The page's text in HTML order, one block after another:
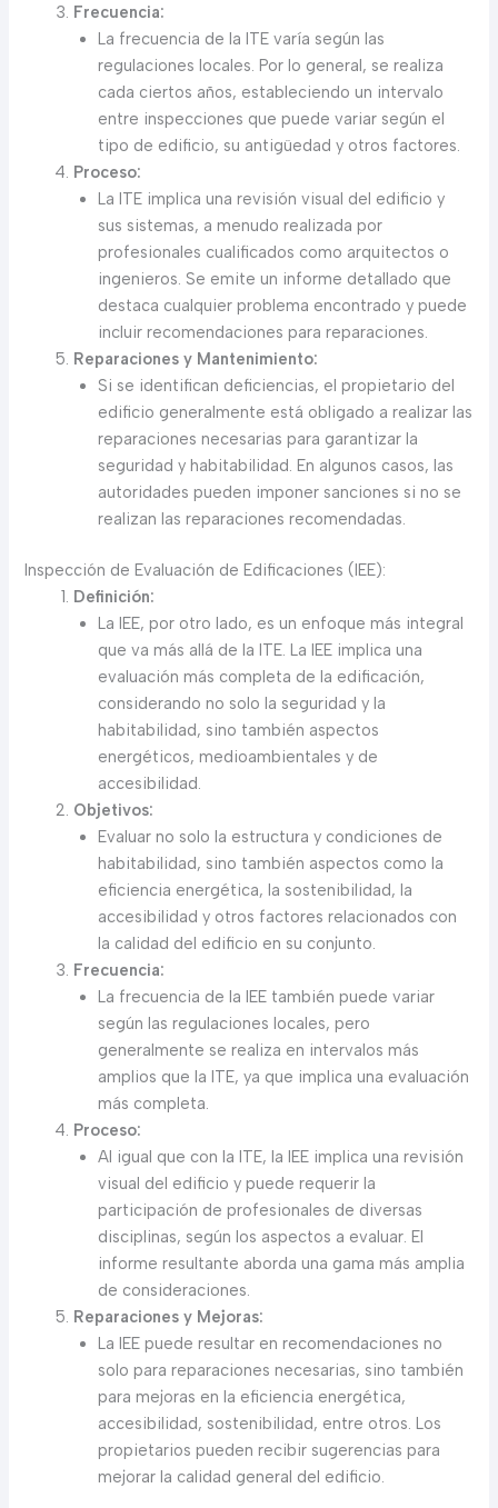
Frecuencia:
La frecuencia de la ITE varía según las
regulaciones locales. Por lo general, se realiza
cada ciertos años, estableciendo un intervalo
entre inspecciones que puede variar según el
tipo de edificio, su antigüedad y otros factores.
Proceso:
La ITE implica una revisión visual del edificio y
sus sistemas, a menudo realizada por
profesionales cualificados como arquitectos o
ingenieros. Se emite un informe detallado que
destaca cualquier problema encontrado y puede
incluir recomendaciones para reparaciones.
Reparaciones y Mantenimiento:
Si se identifican deficiencias, el propietario del
edificio generalmente está obligado a realizar las
reparaciones necesarias para garantizar la
seguridad y habitabilidad. En algunos casos, las
autoridades pueden imponer sanciones si no se
realizan las reparaciones recomendadas.
Inspección de Evaluación de Edificaciones (IEE):
Definición:
La IEE, por otro lado, es un enfoque más integral
que va más allá de la ITE. La IEE implica una
evaluación más completa de la edificación,
considerando no solo la seguridad y la
habitabilidad, sino también aspectos
energéticos, medioambientales y de
accesibilidad.
Objetivos:
Evaluar no solo la estructura y condiciones de
habitabilidad, sino también aspectos como la
eficiencia energética, la sostenibilidad, la
accesibilidad y otros factores relacionados con
la calidad del edificio en su conjunto.
Frecuencia:
La frecuencia de la IEE también puede variar
según las regulaciones locales, pero
generalmente se realiza en intervalos más
amplios que la ITE, ya que implica una evaluación
más completa.
Proceso:
Al igual que con la ITE, la IEE implica una revisión
visual del edificio y puede requerir la
participación de profesionales de diversas
disciplinas, según los aspectos a evaluar. El
informe resultante aborda una gama más amplia
de consideraciones.
Reparaciones y Mejoras:
La IEE puede resultar en recomendaciones no
solo para reparaciones necesarias, sino también
para mejoras en la eficiencia energética,
accesibilidad, sostenibilidad, entre otros. Los
propietarios pueden recibir sugerencias para
mejorar la calidad general del edificio.